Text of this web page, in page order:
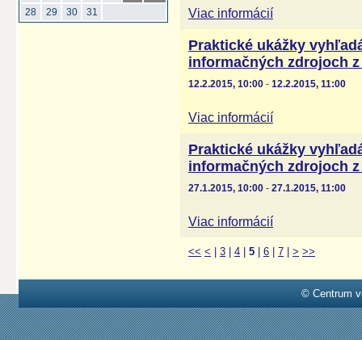
28
29 30 31 Viac informácií
Praktické ukážky
informačných zdrojoch
12.2.2015, 10:00 - 12.2.2015, 11:00
Viac informácií
Praktické ukážky
informačných zdrojoch
27.1.2015, 10:00 - 27.1.2015, 11:00
Viac informácií
<< < 3 4 5 6 7 > >>
© Centrum